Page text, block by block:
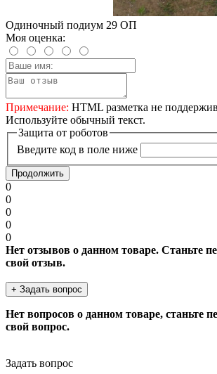
Одиночный подиум 29 ОП
Моя оценка:
Примечание: HTML разметка не
Используйте обычный текст.
Защита от роботов
Введите код в поле ниже
Продолжить
0
0
0
0
0
Нет отзывов о данном товаре. Станьте
свой отзыв.
+ Задать вопрос
Нет вопросов о данном товаре, станьте
свой вопрос.
Задать вопрос